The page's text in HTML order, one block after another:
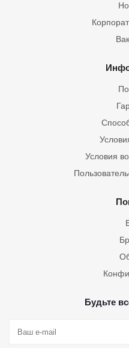
Условия
Будьте